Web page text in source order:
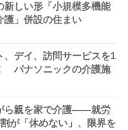
新しい形「小規模多機能
護」併設の住まい
、デイ、訪問サービスを1
パナソニックの介護施
ら親を家で介護――就労
が「休めない」、限界を